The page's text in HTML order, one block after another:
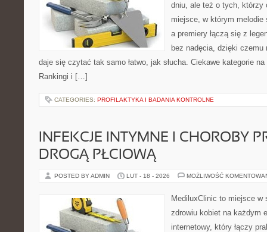
dniu, ale też o tych, którzy
miejsce, w którym
a premiery łączą się z
bez nadęcia, dzięki
daje się czytać tak samo łatwo, jak słucha. Ciekawe kategorie
Rankingi i […]
CATEGORIES: PROFILAKTYKA I BADANIA KONTROLNE
INFEKCJE INTYMNE I CHOROBY
DROGĄ PŁCIOWĄ
POSTED BY ADMIN LUT - 18 - 2026 MOŻLIWOŚĆ
MediluxClinic to miejsce
zdrowiu kobiet na każdym
internetowy, który łączy